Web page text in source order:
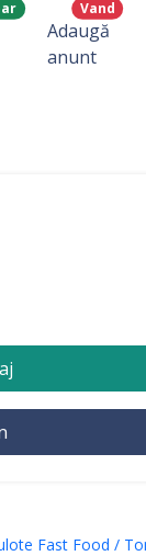
Adaugă
anunt
Vand
Fast Food /